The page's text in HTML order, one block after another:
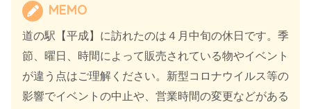
MEMO
道の駅【平成】に訪れたのは４月中旬の休日です。季
節、曜日、時間によって販売されている物やイベント
が違う点はご理解ください。新型コロナウイルス等の
影響でイベントの中止や、営業時間の変更などがある